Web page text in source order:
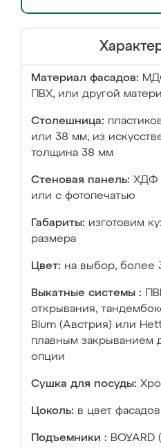
Материал фасадов:
ПВХ, или другой
Столешница:
или 38 мм; из
толщина 38 мм
Стеновая панель: ХДФ
или с фотопечатью
Габариты: изготовим
размера
Цвет: на выбор, более
Выкатные системы :
открывания,
Blum (Австрия) или
плавным закрыванием
опции
Сушка для посуды:
Цоколь: в цвет
Подъемники :